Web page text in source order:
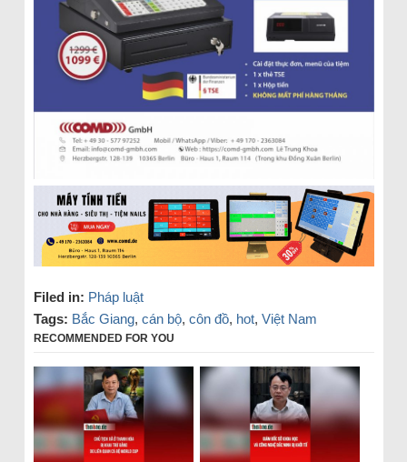
Filed in: Pháp luật
Tags: Bắc Giang, cán bộ, côn đồ, hot, Việt Nam
RECOMMENDED FOR YOU